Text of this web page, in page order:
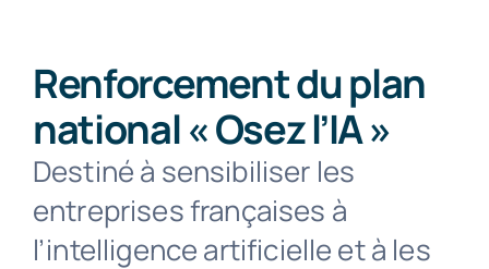
Nos métiers
Actualités
Carrière
Renforcement du plan
national « Osez l’IA »
Destiné à sensibiliser les
entreprises françaises à
l’intelligence artificielle et à les